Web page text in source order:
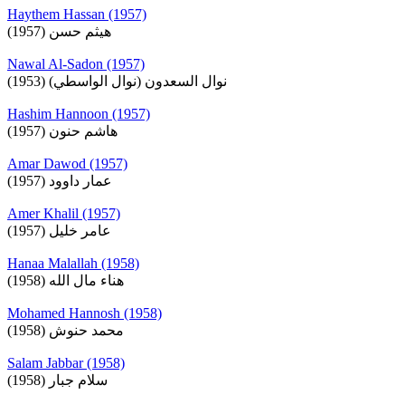
Haythem Hassan (1957)
هيثم حسن (1957)
Nawal Al-Sadon (1957)
نوال السعدون (نوال الواسطي) (1953)
Hashim Hannoon (1957)
هاشم حنون (1957)
Amar Dawod (1957)
عمار داوود (1957)
Amer Khalil (1957)
عامر خليل (1957)
Hanaa Malallah (1958)
هناء مال الله (1958)
Mohamed Hannosh (1958)
محمد حنوش (1958)
Salam Jabbar (1958)
سلام جبار (1958)